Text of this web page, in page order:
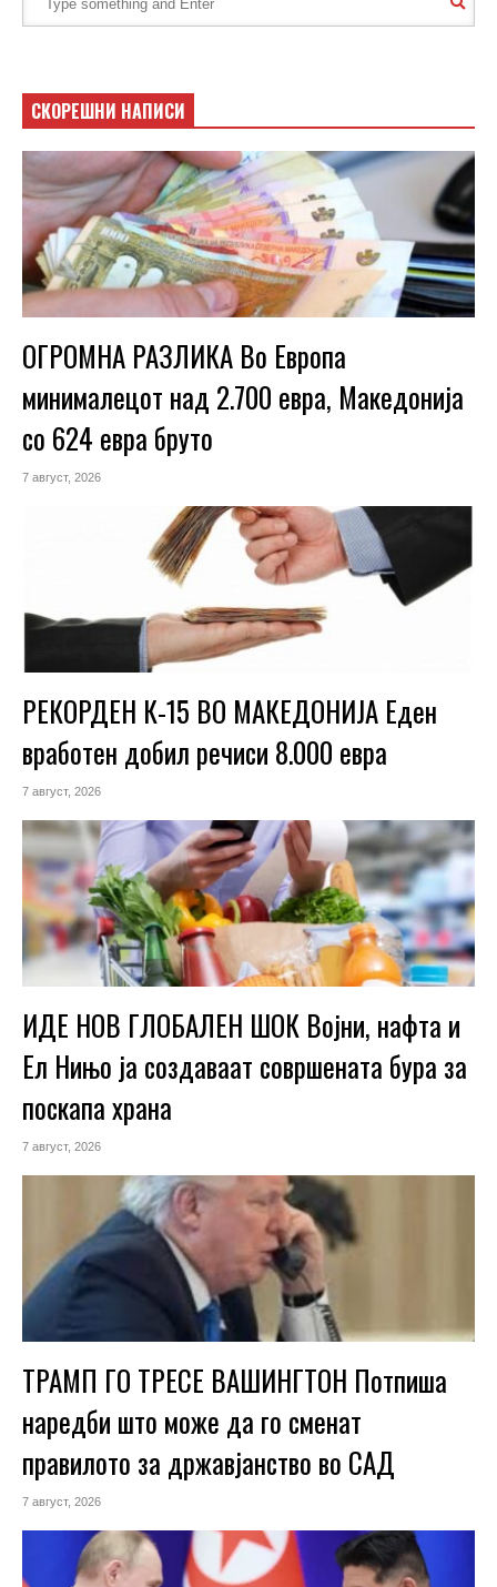
СКОРЕШНИ НАПИСИ
ОГРОМНА РАЗЛИКА Во Европа
минималецот над 2.700 евра, Македонија
со 624 евра бруто
7 август, 2026
РЕКОРДЕН К-15 ВО МАКЕДОНИЈА Еден
вработен добил речиси 8.000 евра
7 август, 2026
ИДЕ НОВ ГЛОБАЛЕН ШОК Војни, нафта и
Ел Нињо ја создаваат совршената бура за
поскапа храна
7 август, 2026
ТРАМП ГО ТРЕСЕ ВАШИНГТОН Потпиша
наредби што може да го сменат
правилото за државјанство во САД
7 август, 2026